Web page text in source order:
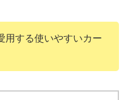
する使いやすいカー